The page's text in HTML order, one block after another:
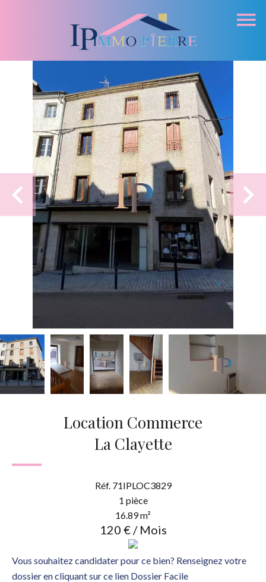
Location Commerce
La Clayette
Réf. 71IPLOC3829
1 pièce
16.89 m²
120 € / Mois
Vous souhaitez candidater pour ce bien? Renseignez votre
dossier en cliquant sur ce lien Dossier Facile